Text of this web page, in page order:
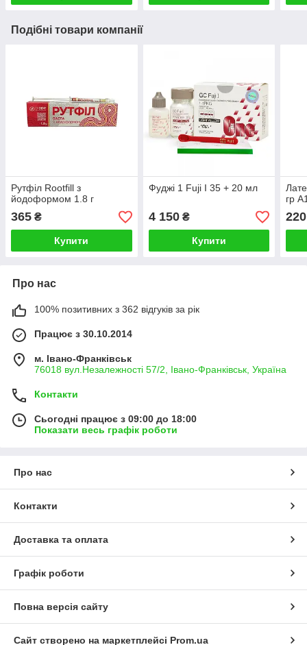
Подібні товари компанії
Рутфіл Rootfill з
йодоформом 1.8 г
365 ₴
Купити
Фуджі 1 Fuji I 35 + 20 мл
4 150₴
Купити
гр
220
Про нас
100% позитивних з 362 відгуків за рік
Працює з 30.10.2014
м. Івано-Франківськ
76018 вул.Незалежності 57/2, Івано-Франківськ, Україна
Контакти
Сьогодні працює з 09:00 до 18:00
Показати весь графік роботи
Про нас
Контакти
Доставка та оплата
Графік роботи
Повна версія сайту
Сайт створено на маркетплейсі Prom.ua